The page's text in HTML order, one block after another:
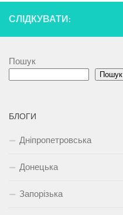
СЛІДКУВАТИ:
Пошук
Пошук
БЛОГИ
Дніпропетровська
Донецька
Запорізька